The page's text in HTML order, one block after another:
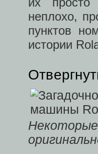
неплохо,
пунктов
истории